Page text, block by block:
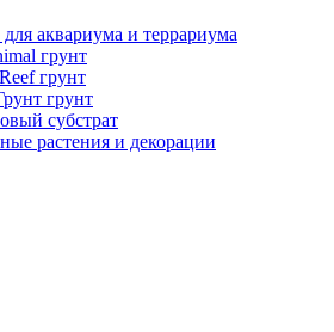
для аквариума и террариума
грунт
грунт
грунт
субстрат
растения и декорации